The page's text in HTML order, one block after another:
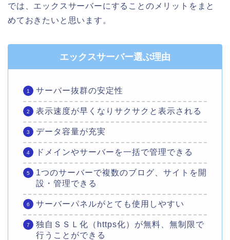
では、エックスサーバーにすることのメリットをまと
めておきたいと思います。
エックスサーバー選ぶ理由
サーバー抜群の安定性
表示速度が早くなりサクサクと表示される
データ容量が充実
ドメインやサーバーを一括で管理できる
1つのサーバーで複数のブログ、サイトを開
設・管理できる
サーバーパネルがとても使用しやすい
独自ＳＳＬ化（https化）が無料、無制限で
行うことができる